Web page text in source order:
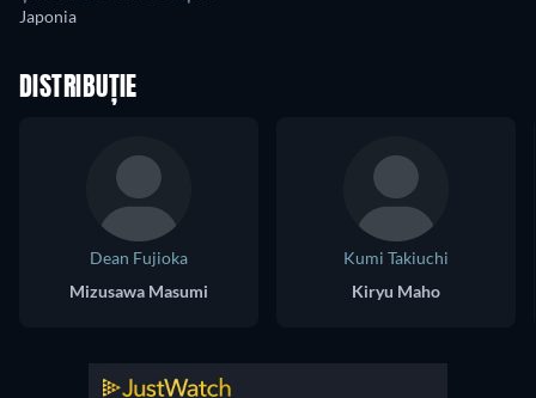
Japonia
DISTRIBUȚIE
Dean Fujioka
Mizusawa Masumi
Kumi Takiuchi
Kiryu Maho